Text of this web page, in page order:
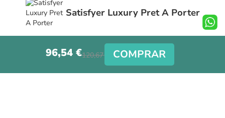
Satisfyer Luxury Pret A Porter
96,54 €120,67 € COMPRAR
Información Tallas
Protección a Compradores
Nuestra Tienda
Aviso Legal
Síguenos en nuestras redes sociales